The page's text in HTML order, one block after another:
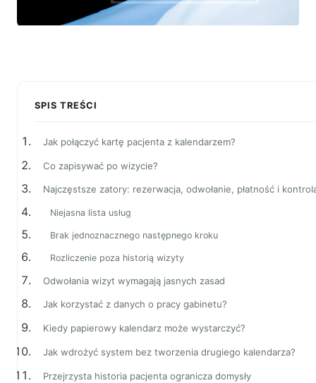
SPIS TREŚCI
Jak połączyć kartę pacjenta z kalendarzem?
Co zapisywać po wizycie?
Najczęstsze zatory: rezerwacja, odwołanie, płatność i
Niejasna lista usług
Brak jednoznacznego następnego kroku
Rozliczenie poza historią wizyty
Odwołania wizyt wymagają jasnych zasad
Jak korzystać z danych o pracy gabinetu?
Kiedy papierowy kalendarz może wystarczyć?
Jak wdrożyć system bez tworzenia drugiego kalendarza?
Przejrzysta historia pacjenta ogranicza domysły